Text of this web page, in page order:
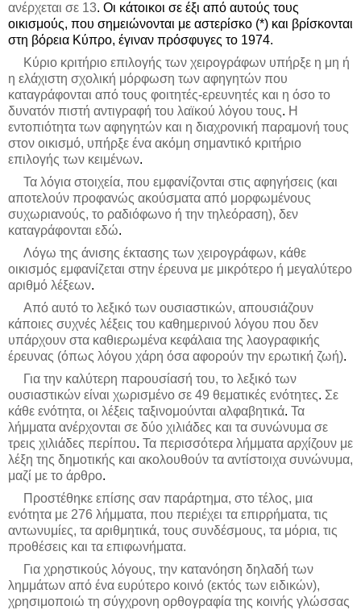
ανέρχεται σε 13. Οι κάτοικοι σε έξι από αυτούς τους
οικισμούς, που σημειώνονται με αστερίσκο (*) και βρίσκονται
στη βόρεια Κύπρο, έγιναν πρόσφυγες το 1974.
Κύριο κριτήριο επιλογής των χειρογράφων υπήρξε η μη ή
η ελάχιστη σχολική μόρφωση των αφηγητών που
καταγράφονται από τους φοιτητές-ερευνητές και η όσο το
δυνατόν πιστή αντιγραφή του λαϊκού λόγου τους. Η
εντοπιότητα των αφηγητών και η διαχρονική παραμονή τους
στον οικισμό, υπήρξε ένα ακόμη σημαντικό κριτήριο
επιλογής των κειμένων.
Τα λόγια στοιχεία, που εμφανίζονται στις αφηγήσεις (και
αποτελούν προφανώς ακούσματα από μορφωμένους
συχωριανούς, το ραδιόφωνο ή την τηλεόραση), δεν
καταγράφονται εδώ.
Λόγω της άνισης έκτασης των χειρογράφων, κάθε
οικισμός εμφανίζεται στην έρευνα με μικρότερο ή μεγαλύτερο
αριθμό λέξεων.
Από αυτό το λεξικό των ουσιαστικών, απουσιάζουν
κάποιες συχνές λέξεις του καθημερινού λόγου που δεν
υπάρχουν στα καθιερωμένα κεφάλαια της λαογραφικής
έρευνας (όπως λόγου χάρη όσα αφορούν την ερωτική ζωή).
Για την καλύτερη παρουσίασή του, το λεξικό των
ουσιαστικών είναι χωρισμένο σε 49 θεματικές ενότητες. Σε
κάθε ενότητα, οι λέξεις ταξινομούνται αλφαβητικά. Τα
λήμματα ανέρχονται σε δύο χιλιάδες και τα συνώνυμα σε
τρεις χιλιάδες περίπου. Τα περισσότερα λήμματα αρχίζουν με
λέξη της δημοτικής και ακολουθούν τα αντίστοιχα συνώνυμα,
μαζί με το άρθρο.
Προστέθηκε επίσης σαν παράρτημα, στο τέλος, μια
ενότητα με 276 λήμματα, που περιέχει τα επιρρήματα, τις
αντωνυμίες, τα αριθμητικά, τους συνδέσμους, τα μόρια, τις
προθέσεις και τα επιφωνήματα.
Για χρηστικούς λόγους, την κατανόηση δηλαδή των
λημμάτων από ένα ευρύτερο κοινό (εκτός των ειδικών),
χρησιμοποιώ τη σύγχρονη ορθογραφία της κοινής γλώσσας